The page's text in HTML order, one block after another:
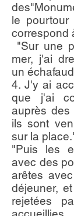
le pourtour
correspond
"Sur une
mer, j'ai
un
4. J'y ai
que j'ai
auprès des
ils sont
sur la
"Puis les
avec des
arêtes
déjeuner,
rejetées